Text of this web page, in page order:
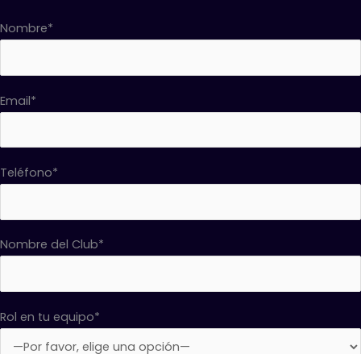
Nombre*
Email*
Teléfono*
Nombre del Club*
Rol en tu equipo*